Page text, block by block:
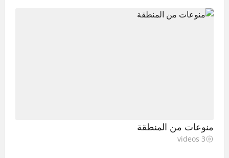
منوعات من المنطقة
3 videos